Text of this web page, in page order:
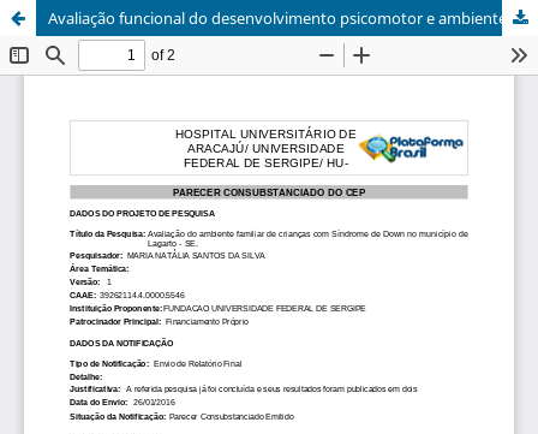
Avaliação funcional do desenvolvimento psicomotor e ambiente familiar de crianças com síndrome de down/ Functional assessment of psychomotor development and family environment of children with down syndrome